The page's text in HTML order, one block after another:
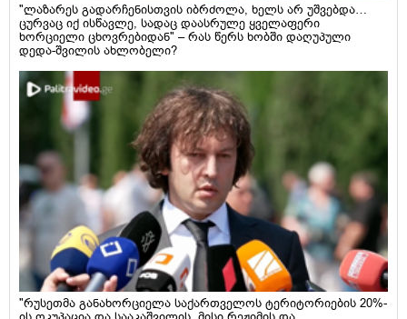
"ლაზარეს გადარჩენისთვის იბრძოლა, ხელს არ უშვებდა…
ცურვაც იქ ისწავლე, სადაც დაასრულე ყველაფერი
ხორციელი ცხოვრებიდან" – რას წერს ხობში დაღუპული
დედა-შვილის ახლობელი?
"რუსეთმა განახორციელა საქართველოს ტერიტორიების 20%-